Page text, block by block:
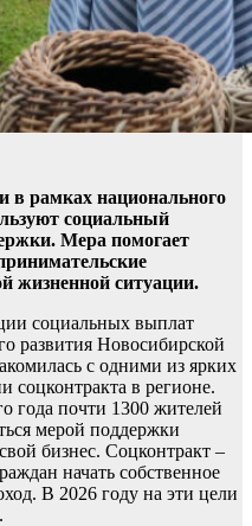
в рамках национального
социальный
Мера помогает
жизненной ситуации.
социальных выплат
развития Новосибирской
с одними из ярких
соцконтракта в регионе.
года почти 1300 жителей
мерой поддержки
бизнес. Соцконтракт –
начать собственное
В 2026 году на эти цели